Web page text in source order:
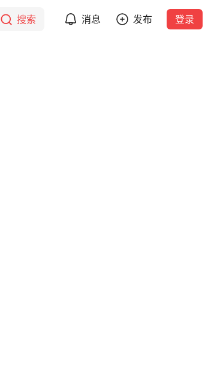
搜索 消息 发布 登录